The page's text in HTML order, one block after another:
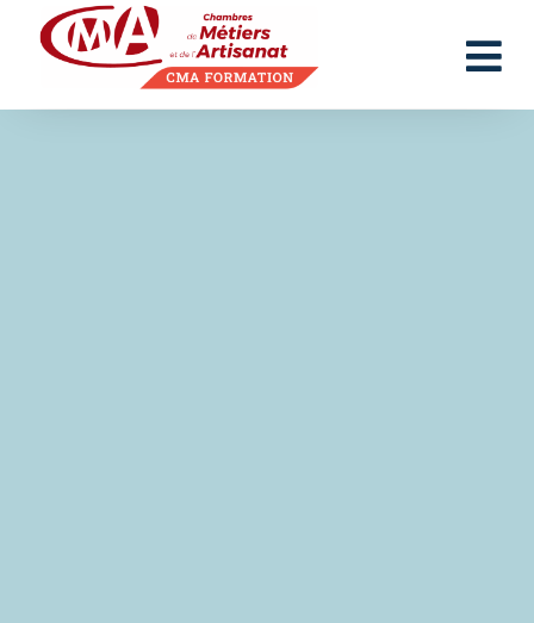
Panneau de gestion des cookies